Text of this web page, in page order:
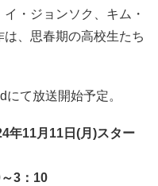
・ジョンソク、キム・
、思春期の高校生たち
て放送開始予定。
年11月11日(月)スター
3：10